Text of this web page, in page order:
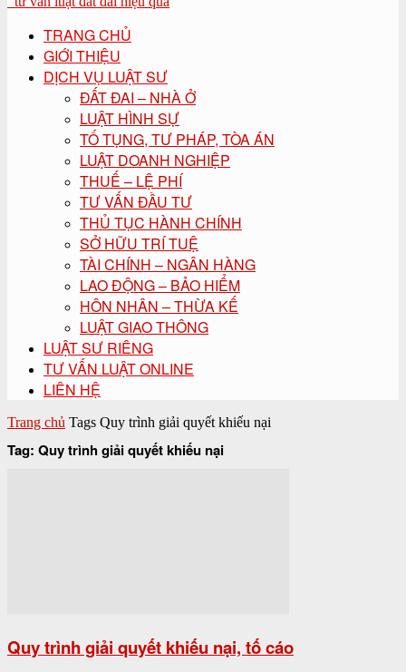
TRANG CHỦ
GIỚI THIỆU
DỊCH VỤ LUẬT SƯ
ĐẤT ĐAI – NHÀ Ở
LUẬT HÌNH SỰ
TỐ TỤNG, TƯ PHÁP, TÒA ÁN
LUẬT DOANH NGHIỆP
THUẾ – LỆ PHÍ
TƯ VẤN ĐẦU TƯ
THỦ TỤC HÀNH CHÍNH
SỞ HỮU TRÍ TUỆ
TÀI CHÍNH – NGÂN HÀNG
LAO ĐỘNG – BẢO HIỂM
HÔN NHÂN – THỪA KẾ
LUẬT GIAO THÔNG
LUẬT SƯ RIÊNG
TƯ VẤN LUẬT ONLINE
LIÊN HỆ
Trang chủ Tags Quy trình giải quyết khiếu nại
Tag: Quy trình giải quyết khiếu nại
Quy trình giải quyết khiếu nại, tố cáo